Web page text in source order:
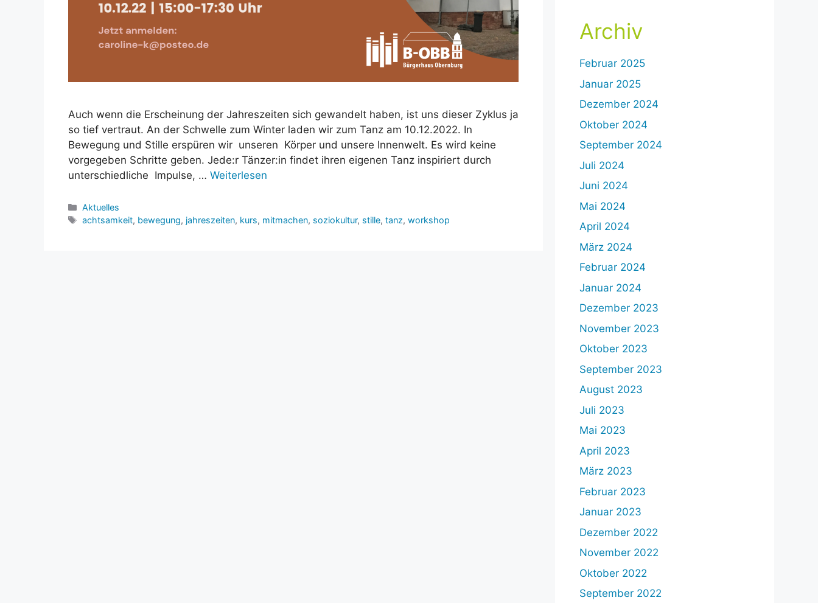
Auch wenn die Erscheinung der Jahreszeiten sich gewandelt haben, ist uns dieser Zyklus ja
so tief vertraut. An der Schwelle zum Winter laden wir zum Tanz am 10.12.2022. In
Bewegung und Stille erspüren wir unseren Körper und unsere Innenwelt. Es wird keine
vorgegeben Schritte geben. Jede:r Tänzer:in findet ihren eigenen Tanz inspiriert durch
unterschiedliche Impulse, … Weiterlesen
Kategorien
Aktuelles
Schlagwörter
achtsamkeit, bewegung, jahreszeiten, kurs, mitmachen, soziokultur, stille,tanz,workshop
Archiv
Februar 2025
Januar 2025
Dezember 2024
Oktober 2024
September 2024
Juli 2024
Juni 2024
Mai 2024
April 2024
März 2024
Februar 2024
Januar 2024
Dezember 2023
November 2023
Oktober 2023
September 2023
August 2023
Juli 2023
Mai 2023
April 2023
März 2023
Februar 2023
Januar 2023
Dezember 2022
November 2022
Oktober 2022
September 2022